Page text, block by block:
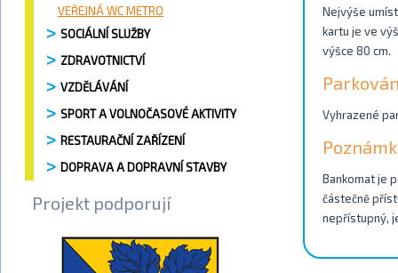
VEŘEJNÁ WC METRO
SOCIÁLNÍ SLUŽBY
ZDRAVOTNICTVÍ
VZDĚLÁVÁNÍ
SPORT A VOLNOČASOVÉ AKTIVITY
RESTAURAČNÍ ZAŘÍZENÍ
DOPRAVA A DOPRAVNÍ STAVBY
Projekt podporují
Nejvýše
kartu je ve
výšce 80 cm.
Vyhrazené
Bankomat je
částečně
nepřístupný,